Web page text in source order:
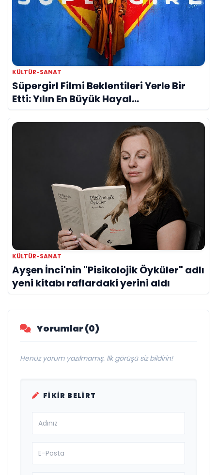
KÜLTÜR-SANAT
Süpergirl Filmi Beklentileri Yerle Bir
Etti: Yılın En Büyük Hayal
Kırıklıklarından Biri mi?
KÜLTÜR-SANAT
Ayşen İnci'nin "Pisikolojik Öyküler" adlı
yeni kitabı raflardaki yerini aldı
Yorumlar (0)
Henüz yorum yazılmamış. İlk görüşü siz bildirin!
FIKIR BELIRT